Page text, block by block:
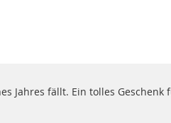
Jahres fällt. Ein tolles Geschenk